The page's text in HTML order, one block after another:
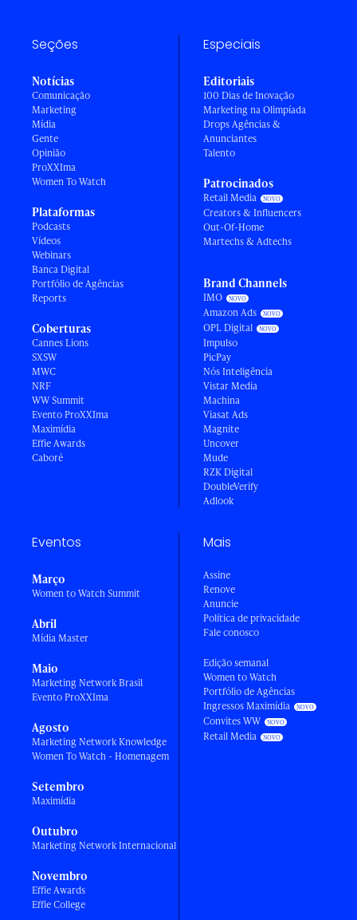
Seções
Notícias
Comunicação
Marketing
Mídia
Gente
Opinião
ProXXIma
Women To Watch
Plataformas
Podcasts
Vídeos
Webinars
Banca Digital
Portfólio de Agências
Reports
Coberturas
Cannes Lions
SXSW
MWC
NRF
WW Summit
Evento ProXXIma
Maximídia
Effie Awards
Caboré
Especiais
Editoriais
100 Dias de Inovação
Marketing na Olimpíada
Drops Agências &
Anunciantes
Talento
Patrocinados
Retail Media
Creators & Influencers
Out-Of-Home
Martechs & Adtechs
Brand Channels
IMO
Amazon Ads
OPL Digital
Impulso
PicPay
Nós Inteligência
Vistar Media
Machina
Viasat Ads
Magnite
Uncover
Mude
RZK Digital
DoubleVerify
Adlook
Eventos
Março
Women to Watch Summit
Abril
Mídia Master
Maio
Marketing Network Brasil
Evento ProXXIma
Agosto
Marketing Network Knowledge
Women To Watch - Homenagem
Setembro
Maximídia
Outubro
Marketing Network Internacional
Novembro
Effie Awards
Effie College
Mais
Assine
Renove
Anuncie
Política de privacidade
Fale conosco
Edição semanal
Women to Watch
Portfólio de Agências
Ingressos Maximídia
Convites WW
Retail Media